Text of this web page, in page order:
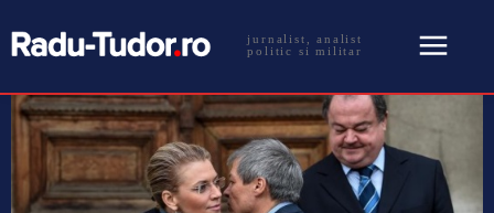
jurnalist, analist
politic si militar